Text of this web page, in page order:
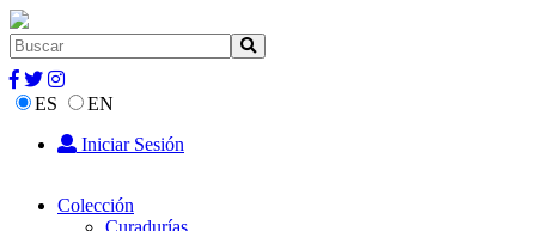
ES
EN
Iniciar Sesión
Colección
Curadurías